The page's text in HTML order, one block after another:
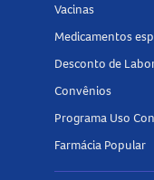
Vacinas
Medicamentos
Desconto de
Convênios
Programa Uso
Farmácia Popular